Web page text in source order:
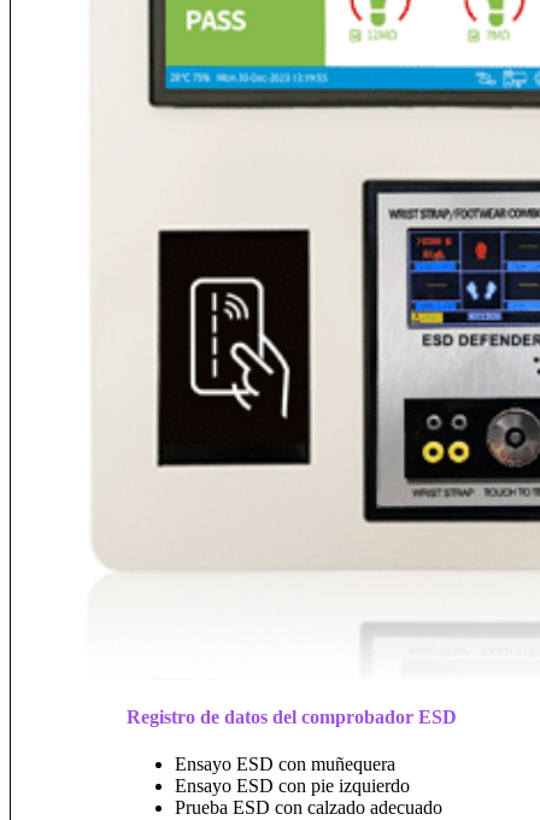
Registro de datos del comprobador ESD
Ensayo ESD con muñequera
Ensayo ESD con pie izquierdo
Prueba ESD con calzado adecuado